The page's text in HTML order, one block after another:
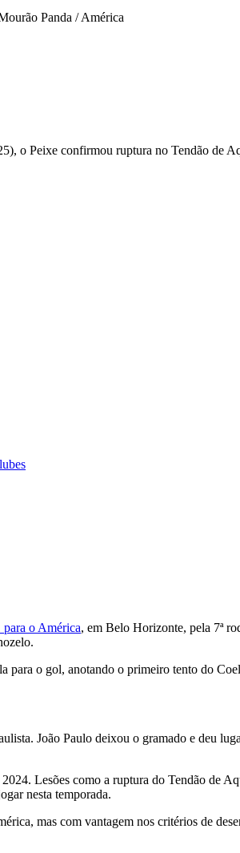
Panda / América
o Peixe confirmou ruptura no Tendão de
para o América, em Belo Horizonte, pela 7ª
para o gol, anotando o primeiro tento do
João Paulo deixou o gramado e deu
Lesões como a ruptura do Tendão de
nesta temporada.
mas com vantagem nos critérios de